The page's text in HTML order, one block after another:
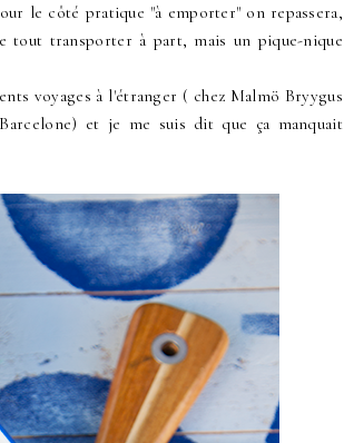
le côté pratique "à emporter" on repassera,
tout transporter à part, mais un pique-nique
voyages à l'étranger ( chez Malmö Bryygus
et je me suis dit que ça manquait